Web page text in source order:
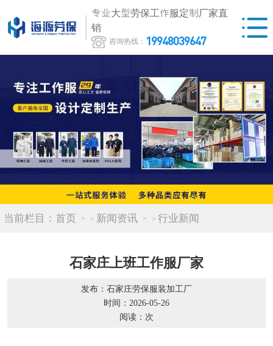
专业大型劳保工作服定制厂家直
销
咨询热线： 19948039647
当前栏目： 首页 > 新闻资讯 > 行业新闻
石家庄上班工作服厂家
发布：石家庄劳保服装加工厂
时间：2026-05-26
阅读： 次